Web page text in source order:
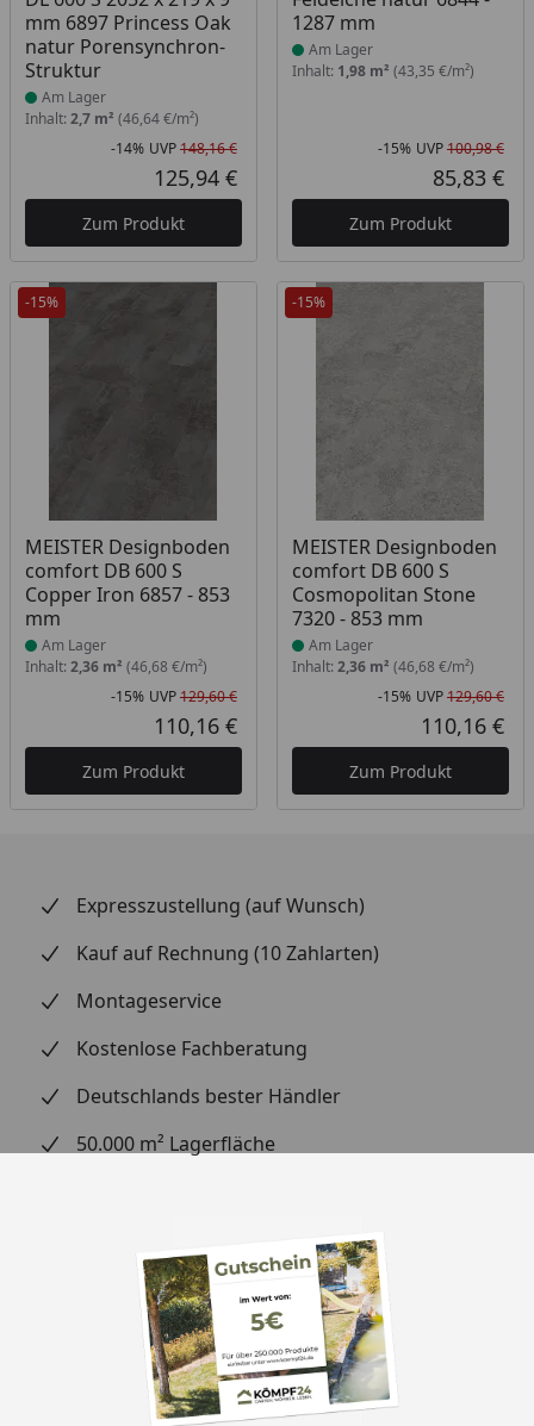
mm 6897 Princess Oak
natur Porensynchron-
Struktur
Am Lager
Inhalt: 2,7 m² (46,64 €/m²)
Rabatt in Prozent
-14%
Ursprünglicher Preis
UVP148,16 €
Aktueller Preis
125,94 €
Zum Produkt
1287 mm
Am Lager
Inhalt: 1,98 m² (43,35 €/m²)
-15% UVP100,98 €
85,83 €
Zum Produkt
-15%
MEISTER Designboden
comfort DB 600 S
Copper Iron 6857 - 853
mm
Produkt am Lager
Am Lager
Inhalt: 2,36 m² (46,68 €/m²)
Rabatt in Prozent
-15%
Ursprünglicher Preis
UVP129,60 €
Aktueller Preis
110,16 €
Zum Produkt
-15%
MEISTER Designboden
comfort DB 600 S
Cosmopolitan Stone
7320 - 853 mm
Produkt am Lager
Am Lager
Inhalt: 2,36 m² (46,68 €/m²)
-15% UVP129,60 €
110,16 €
Zum Produkt
Expresszustellung (auf Wunsch)
Kauf auf Rechnung (10 Zahlarten)
Montageservice
Kostenlose Fachberatung
Deutschlands bester Händler
50.000 m² Lagerfläche